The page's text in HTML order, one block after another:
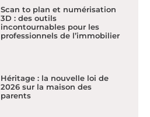
Scan to plan et numérisation
3D : des outils
incontournables pour les
professionnels de l’immobilier
Héritage : la nouvelle loi de
2026 sur la maison des
parents